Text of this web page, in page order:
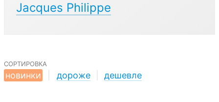
Jacques Philippe
сортировка
новинки
дороже дешевле